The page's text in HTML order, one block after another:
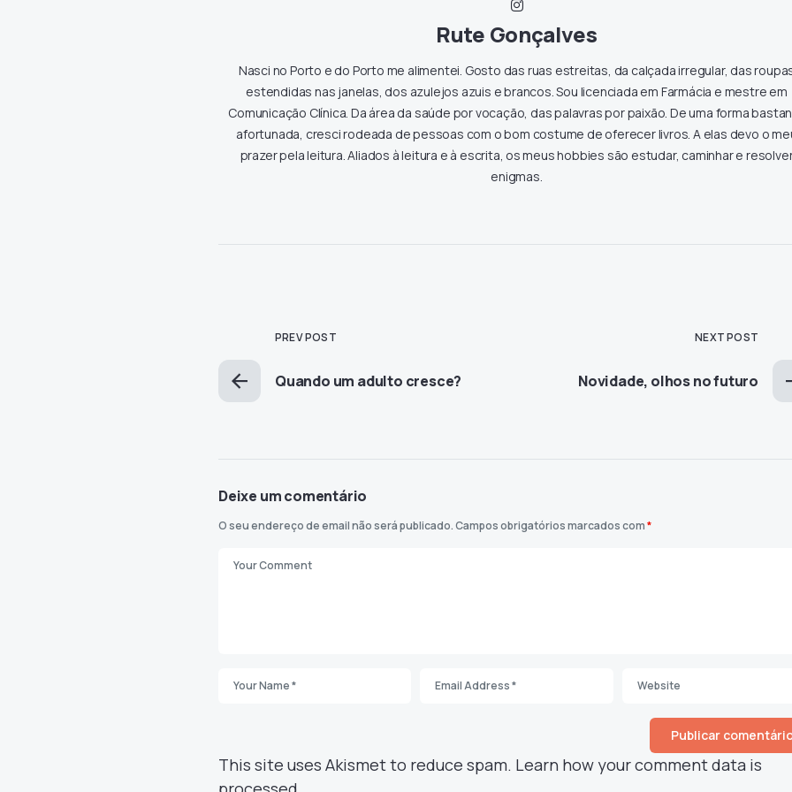
Rute Gonçalves
Nasci no Porto e do Porto me alimentei. Gosto das ruas estreitas, da calçada irregular, das
estendidas nas janelas, dos azulejos azuis e brancos. Sou licenciada em Farmácia e mestre em
Comunicação Clínica. Da área da saúde por vocação, das palavras por paixão. De uma forma
afortunada, cresci rodeada de pessoas com o bom costume de oferecer livros. A elas devo o
prazer pela leitura. Aliados à leitura e à escrita, os meus hobbies são estudar, caminhar e
enigmas.
PREV POST
Quando um adulto cresce?
NEXT POST
Novidade, olhos no futuro
Deixe um comentário
O seu endereço de email não será publicado.Campos obrigatórios marcados com*
This site uses Akismet to reduce spam. Learn how your comment data is